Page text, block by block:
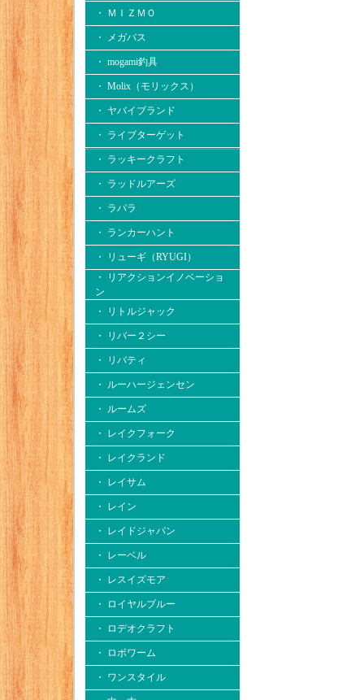
・ ＭＩＺＭＯ
・ メガバス
・ mogami釣具
・ Molix（モリックス）
・ ヤバイブランド
・ ライブターゲット
・ ラッキークラフト
・ ラッドルアーズ
・ ラパラ
・ ランカーハント
・ リューギ（RYUGI）
・ リアクションイノベーショ
ン
・ リトルジャック
・ リバー２シー
・ リバティ
・ ルーハージェンセン
・ ルームズ
・ レイクフォーク
・ レイクランド
・ レイサム
・ レイン
・ レイドジャパン
・ レーベル
・ レスイズモア
・ ロイヤルブルー
・ ロデオクラフト
・ ロボワーム
・ ワンスタイル